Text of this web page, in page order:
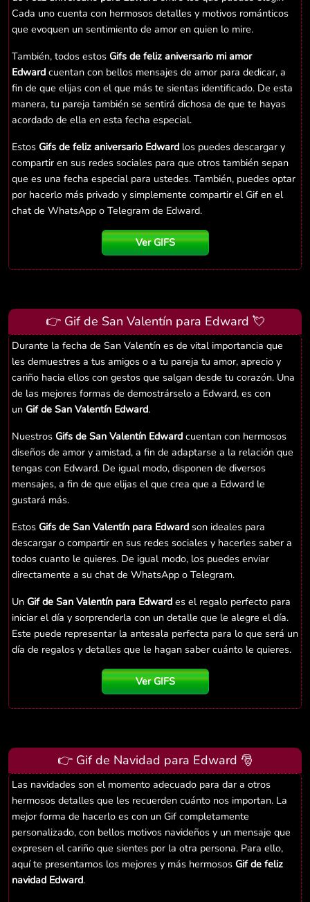
Cada uno cuenta con hermosos detalles y motivos románticos
que evoquen un sentimiento de amor en quien lo mire.
También, todos estos Gifs de feliz aniversario mi amor
Edward cuentan con bellos mensajes de amor para dedicar, a
fin de que elijas con el que más te sientas identificado. De esta
manera, tu pareja también se sentirá dichosa de que te hayas
acordado de ella en esta fecha especial.
Estos Gifs de feliz aniversario Edward los puedes descargar y
compartir en sus redes sociales para que otros también sepan
que es una fecha especial para ustedes. También, puedes optar
por hacerlo más privado y simplemente compartir el Gif en el
chat de WhatsApp o Telegram de Edward.
Ver GIFS
👉 Gif de San Valentín para Edward 💘
Durante la fecha de San Valentín es de vital importancia que
les demuestres a tus amigos o a tu pareja tu amor, aprecio y
cariño hacia ellos con gestos que salgan desde tu corazón. Una
de las mejores formas de demostrárselo a Edward, es con
un Gif de San Valentín Edward.
Nuestros Gifs de San Valentín Edward cuentan con hermosos
diseños de amor y amistad, a fin de adaptarse a la relación que
tengas con Edward. De igual modo, disponen de diversos
mensajes, a fin de que elijas el que crea que a Edward le
gustará más.
Estos Gifs de San Valentín para Edward son ideales para
descargar o compartir en sus redes sociales y hacerles saber a
todos cuanto le quieres. De igual modo, los puedes enviar
directamente a su chat de WhatsApp o Telegram.
Un Gif de San Valentín para Edward es el regalo perfecto para
iniciar el día y sorprenderla con un detalle que le alegre el día.
Este puede representar la antesala perfecta para lo que será un
día de regalos y detalles que le hagan saber cuánto le quieres.
Ver GIFS
👉 Gif de Navidad para Edward 🎅
Las navidades son el momento adecuado para dar a otros
hermosos detalles que les recuerden cuánto nos importan. La
mejor forma de hacerlo es con un Gif completamente
personalizado, con bellos motivos navideños y un mensaje que
expresen el cariño que sientes por la otra persona. Para ello,
aquí te presentamos los mejores y más hermosos Gif de feliz
navidad Edward.